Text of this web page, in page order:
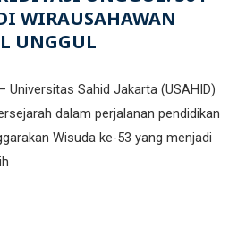
WIRAUSAHAWAN
UNGGUL
Universitas Sahid Jakarta (USAHID)
dalam perjalanan pendidikan
Wisuda ke-53 yang menjadi